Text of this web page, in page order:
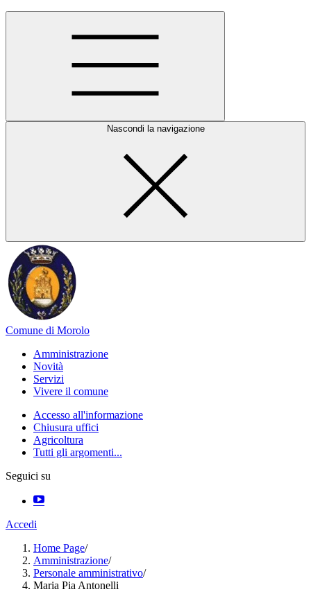
Nascondi la navigazione
Comune di Morolo
Amministrazione
Novità
Servizi
Vivere il comune
Accesso all'informazione
Chiusura uffici
Agricoltura
Tutti gli argomenti...
Seguici su
Accedi
Home Page/
Amministrazione/
Personale amministrativo/
Maria Pia Antonelli